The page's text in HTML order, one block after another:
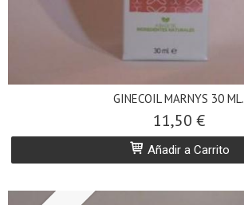
GINECOIL MARNYS 30 ML.
11,50 €
Añadir a Carrito